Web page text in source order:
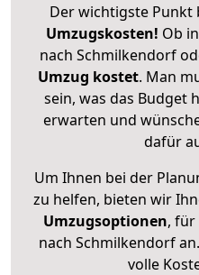
Der wichtigste Punkt
Umzugskosten! Ob
nach Schmilkendorf
Umzug kostet. Man
sein, was das Budget
erwarten und
dafür
Um Ihnen bei der
zu helfen, bieten wir
Umzugsoptionen, für
nach Schmilkendorf
volle